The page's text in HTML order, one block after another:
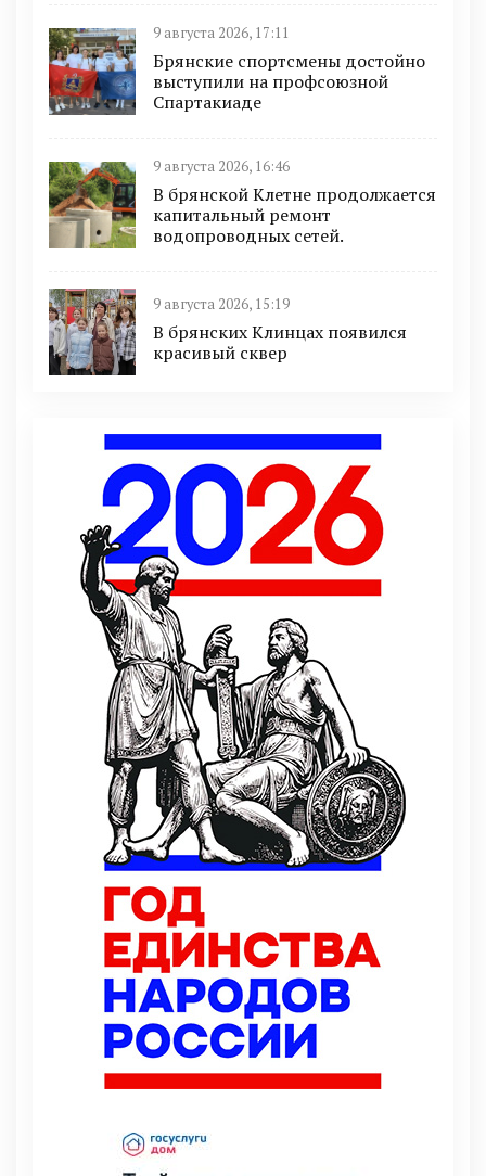
9 августа 2026, 17:11
Брянские спортсмены достойно
выступили на профсоюзной
Спартакиаде
9 августа 2026, 16:46
В брянской Клетне продолжается
капитальный ремонт
водопроводных сетей.
9 августа 2026, 15:19
В брянских Клинцах появился
красивый сквер